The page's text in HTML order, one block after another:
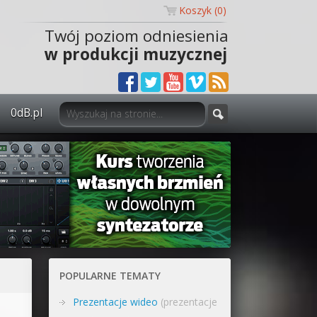
Koszyk (0)
Twój poziom odniesienia
w produkcji muzycznej
0dB.pl
0dB.pl - informacje
Newsletter
Materiały dla mediów
Archiwum aktualności
POPULARNE TEMATY
Prezentacje wideo (prezentacje